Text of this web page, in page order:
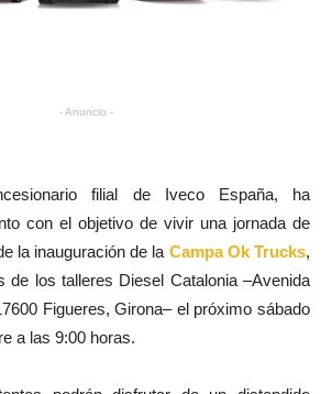
- Anuncio -
filial de Iveco España, ha
con el objetivo de vivir una jornada de
la inauguración de la Campa Ok Trucks,
de los talleres Diesel Catalonia –Avenida
Figueres, Girona– el próximo sábado
a las 9:00 horas.